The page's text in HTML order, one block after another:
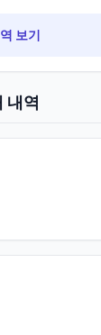
보기
내역